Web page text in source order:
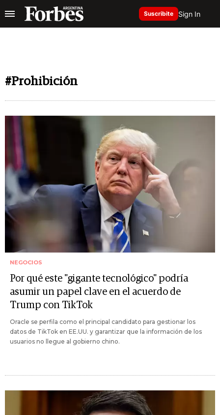
Suscribite Sign In
#Prohibición
NEGOCIOS
Por qué este "gigante tecnológico" podría
asumir un papel clave en el acuerdo de
Trump con TikTok
Oracle se perfila como el principal candidato para gestionar los
datos de TikTok en EE.UU. y garantizar que la información de los
usuarios no llegue al gobierno chino.